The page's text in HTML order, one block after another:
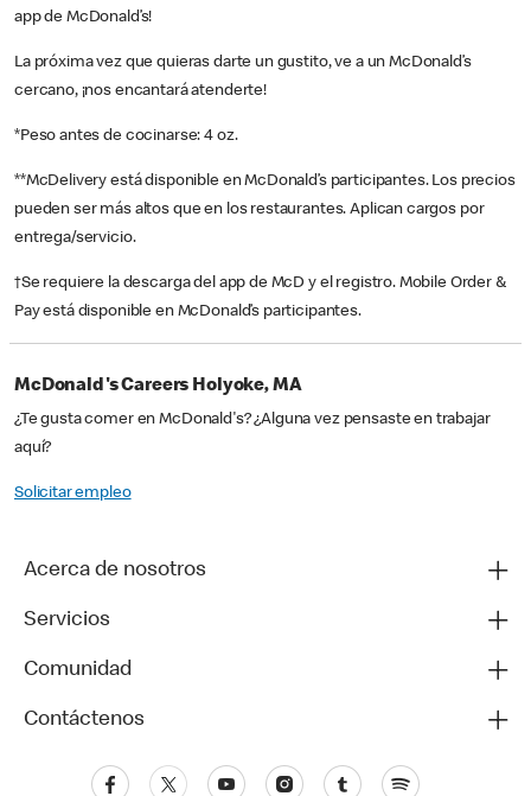
app de McDonald’s!
La próxima vez que quieras darte un gustito, ve a un McDonald’s
cercano, ¡nos encantará atenderte!
*Peso antes de cocinarse: 4 oz.
**McDelivery está disponible en McDonald’s participantes. Los precios
pueden ser más altos que en los restaurantes. Aplican cargos por
entrega/servicio.
†Se requiere la descarga del app de McD y el registro. Mobile Order &
Pay está disponible en McDonald’s participantes.
McDonald's Careers Holyoke, MA
¿Te gusta comer en McDonald's? ¿Alguna vez pensaste en trabajar
aquí?
Solicitar empleo
Acerca de nosotros
Servicios
Comunidad
Contáctenos